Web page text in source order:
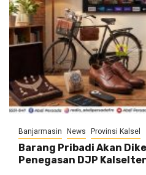
Banjarmasin News Provinsi Kalsel
Barang Pribadi Akan
Penegasan DJP